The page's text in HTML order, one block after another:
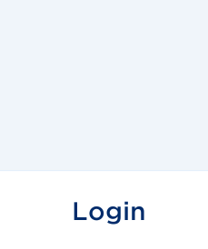
Login